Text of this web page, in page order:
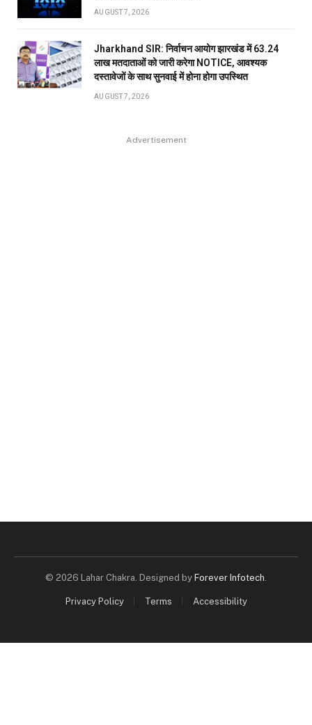
AUGUST 7, 2026
Jharkhand SIR: निर्वाचन आयोग झारखंड में 63.24
लाख मतदाताओं को जारी करेगा NOTICE, आवश्यक
दस्तावेजों के साथ सुनवाई में होना होगा उपस्थित
AUGUST 7, 2026
Advertisement
© 2026 Lahar Chakra. Designed by Forever Infotech
Privacy Policy Terms Accessibility